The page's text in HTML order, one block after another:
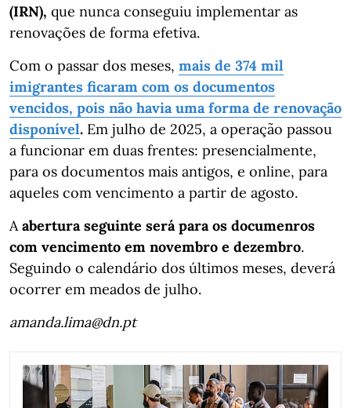
(IRN), que nunca conseguiu implementar as
renovações de forma efetiva.
Com o passar dos meses, mais de 374 mil
imigrantes ficaram com os documentos
vencidos, pois não havia uma forma de renovação
disponível. Em julho de 2025, a operação passou
a funcionar em duas frentes: presencialmente,
para os documentos mais antigos, e online, para
aqueles com vencimento a partir de agosto.
Aabertura seguinte será para os documenros
com vencimento em novembro e dezembro.
Seguindo o calendário dos últimos meses, deverá
ocorrer em meados de julho.
amanda.lima@dn.pt